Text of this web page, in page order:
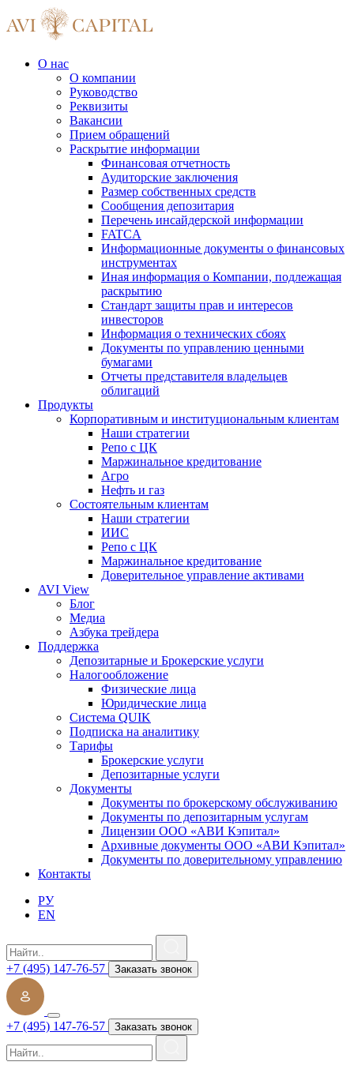
О нас
О компании
Руководство
Реквизиты
Вакансии
Прием обращений
Раскрытие информации
Финансовая отчетность
Аудиторские заключения
Размер собственных средств
Сообщения депозитария
Перечень инсайдерской информации
FATCA
Информационные документы о финансовых
инструментах
Иная информация о Компании, подлежащая
раскрытию
Стандарт защиты прав и интересов
инвесторов
Информация о технических сбоях
Документы по управлению ценными
бумагами
Отчеты представителя владельцев
облигаций
Продукты
Корпоративным и институциональным клиентам
Наши стратегии
Репо с ЦК
Маржинальное кредитование
Агро
Нефть и газ
Состоятельным клиентам
Наши стратегии
ИИС
Репо с ЦК
Маржинальное кредитование
Доверительное управление активами
AVI View
Блог
Медиа
Азбука трейдера
Поддержка
Депозитарные и Брокерские услуги
Налогообложение
Физические лица
Юридические лица
Система QUIK
Подписка на аналитику
Тарифы
Брокерские услуги
Депозитарные услуги
Документы
Документы по брокерскому обслуживанию
Документы по депозитарным услугам
Лицензии ООО «АВИ Кэпитал»
Архивные документы ООО «АВИ Кэпитал»
Документы по доверительному управлению
Контакты
РУ
EN
+7 (495) 147-76-57 Заказать звонок
+7 (495) 147-76-57 Заказать звонок